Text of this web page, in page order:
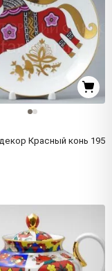
Красный конь 195